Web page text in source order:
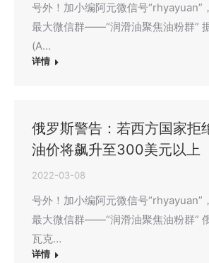
号外！加小编阿元微信号“rhyayuan”
最大微信群——“润滑油聚焦油粉群”
(A…
详情
俄罗斯警告：若西方国家拒
油价将飙升至300美元以上
2022-03-08
号外！加小编阿元微信号“rhyayuan”
最大微信群——“润滑油聚焦油粉群”
瓦克…
详情